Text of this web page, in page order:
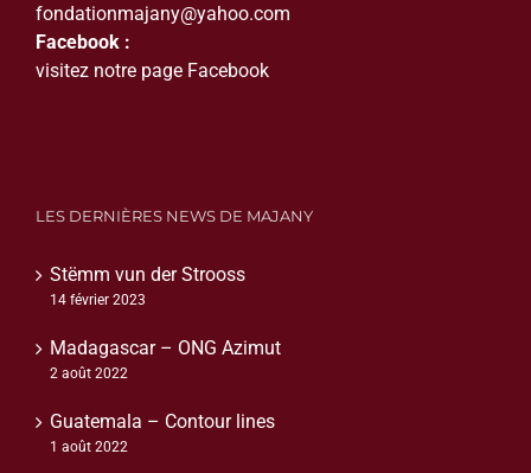
fondationmajany@yahoo.com
Facebook :
visitez notre page Facebook
LES DERNIÈRES NEWS DE MAJANY
Stëmm vun der Strooss
14 février 2023
Madagascar – ONG Azimut
2 août 2022
Guatemala – Contour lines
1 août 2022